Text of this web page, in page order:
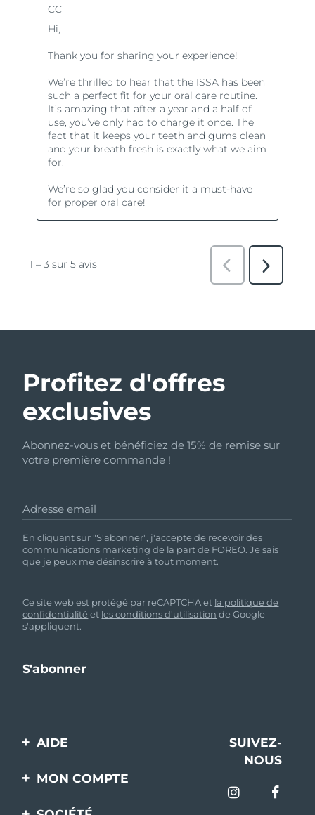
Profitez d'offres
exclusives
Abonnez-vous et bénéficiez de 15% de remise sur
votre première commande !
Adresse email
En cliquant sur "S'abonner", j'accepte de recevoir des
communications marketing de la part de FOREO. Je sais
que je peux me désinscrire à tout moment.
Ce site web est protégé par reCAPTCHA et la politique de
confidentialité et les conditions d'utilisation de Google
s'appliquent.
AIDE
Contactez-nous
SUIVEZ-
NOUS
MON COMPTE
Enregistrement produit